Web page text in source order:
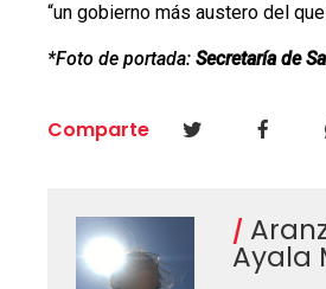
“un gobierno más austero del
*Foto de portada: Secretaría de
Comparte
Ayala